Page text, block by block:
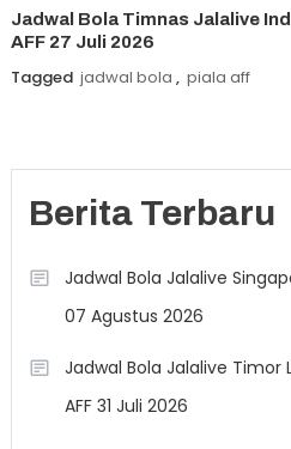
Jadwal Bola Timnas Jalalive
AFF 27 Juli 2026
Tagged jadwal bola , piala aff
Berita Terbaru
Jadwal Bola Jalalive
07 Agustus 2026
Jadwal Bola Jalalive Timor
AFF 31 Juli 2026